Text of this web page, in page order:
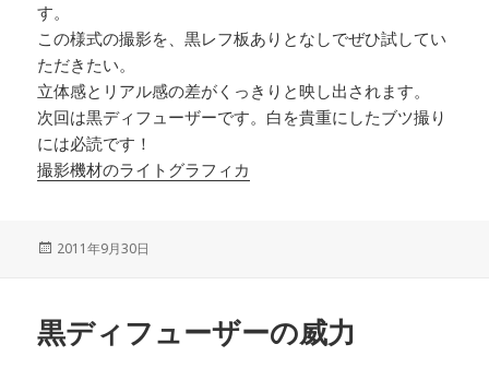
す。
この様式の撮影を、黒レフ板ありとなしでぜひ試してい
ただきたい。
立体感とリアル感の差がくっきりと映し出されます。
次回は黒ディフューザーです。白を貴重にしたブツ撮り
には必読です！
撮影機材のライトグラフィカ
投
2011年9月30日
黒ディフューザーの威力